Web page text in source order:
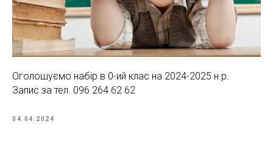
Оголошуємо набір в 0-ий клас на 2024-2025 н.р.
Запис за тел. 096 264 62 62
04.04.2024